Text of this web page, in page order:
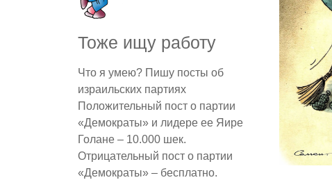
Тоже ищу работу
Что я умею? Пишу посты об
израильских партиях
Положительный пост о партии
«Демократы» и лидере ее Яире
Голане – 10.000 шек.
Отрицательный пост о партии
«Демократы» – бесплатно.